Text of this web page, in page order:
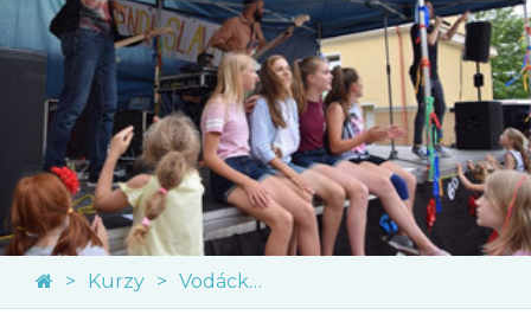
Kurzy Vodácký kurz